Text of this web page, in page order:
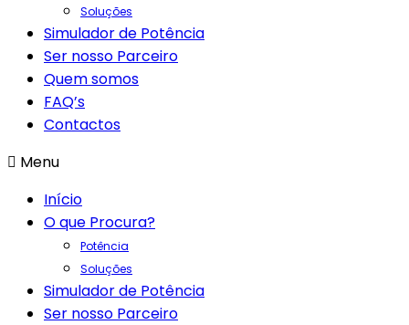
Soluções
Simulador de Potência
Ser nosso Parceiro
Quem somos
FAQ’s
Contactos
Menu
Início
O que Procura?
Potência
Soluções
Simulador de Potência
Ser nosso Parceiro